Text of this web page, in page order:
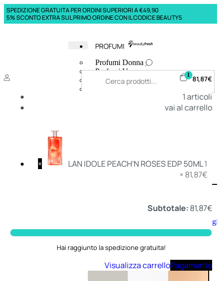
SPEDIZIONE GRATUITA PER ORDINI SUPERIORI A €49,90
5% SCONTO EXTRA SUL PRIMO ORDINE CON IL CODICE BEAUTY5
PROFUMI
Profumi Donna
Profumi Uomo
Deodoranti Donna
Aggiungi
al
1 81,87€
1articoli
vai al carrello
× LAN IDOLE PEACH'N ROSES EDP 50ML1
× 81,87€
Subtotale: 81,87€
Hai raggiunto la spedizione gratuita!
Visualizza carrelloPagamento